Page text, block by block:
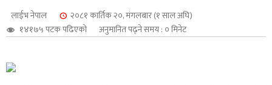
लाईभ नेपाल
२०८१ कार्तिक २०, मंगलबार (१ साल अघि)
१४१७५ पटक पढिएको
अनुमानित पढ्ने समय : ० मिनेट